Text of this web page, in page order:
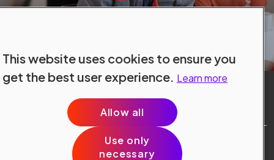
Site Terms
This website uses cookies to ensure you
get the best user experience. Learn more
Allow all
Use only
necessary